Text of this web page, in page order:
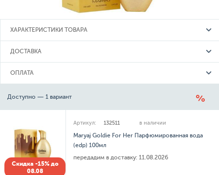
ХАРАКТЕРИСТИКИ ТОВАРА
ДОСТАВКА
ОПЛАТА
Доступно — 1 вариант
Скидка -15% до
08.08
Артикул: 132511 в наличии
Maryaj Goldie For Her Парфюмированная вода
(edp) 100мл
передадим в доставку: 11.08.2026